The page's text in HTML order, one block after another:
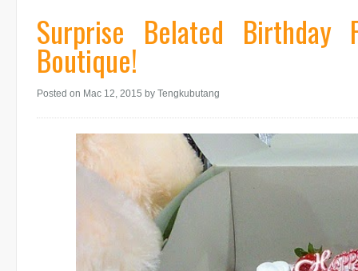
Surprise Belated Birthday
Boutique!
Posted on Mac 12, 2015 by Tengkubutang